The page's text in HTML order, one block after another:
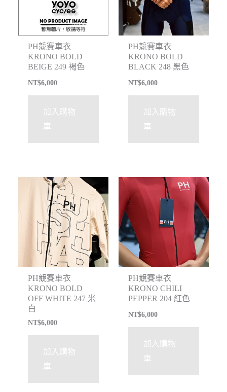
PH競賽車衣
KRONO BOLD
BEIGE 249 褐色
NT$6,000
加入購物
車
PH競賽車衣
KRONO BOLD
BLACK 248 黑色
NT$6,000
加入購物
車
PH競賽車衣
KRONO BOLD
OFF WHITE 247 米
白
NT$6,000
加入購物
車
PH競賽車衣
KRONO CHILI
PEPPER 204 紅色
NT$6,000
加入購物
車